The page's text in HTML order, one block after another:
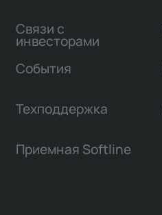
Связи с
инвесторами
События
Техподдержка
Приемная Softline